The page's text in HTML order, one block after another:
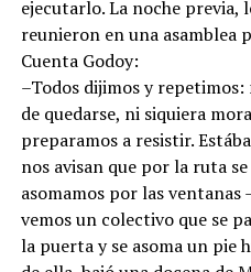
ejecutarlo. La noche previa,
reunieron en una asamblea
Cuenta Godoy:
–Todos dijimos y
de quedarse, ni siquiera
preparamos a resistir.
nos avisan que por la ruta
asomamos por las
vemos un colectivo que se
la puerta y se asoma un pie